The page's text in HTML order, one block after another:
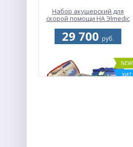
Набор акушерский для
скорой помощи НА Эlmedic
29 700 руб.
NEW
ХИТ